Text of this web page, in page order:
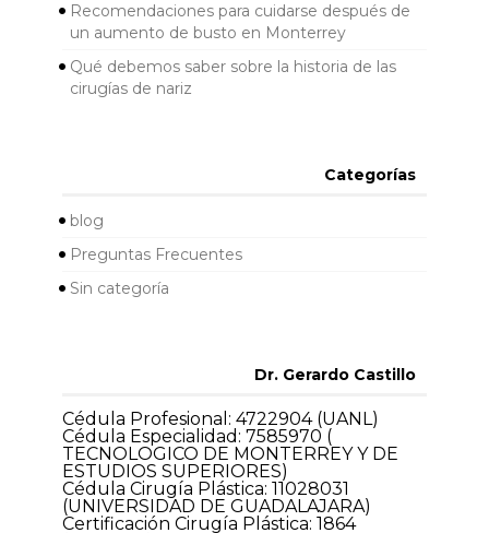
Recomendaciones para cuidarse después de
un aumento de busto en Monterrey
Qué debemos saber sobre la historia de las
cirugías de nariz
Categorías
blog
Preguntas Frecuentes
Sin categoría
Dr. Gerardo Castillo
Cédula Profesional: 4722904 (UANL)
Cédula Especialidad: 7585970 (
TECNOLOGICO DE MONTERREY Y DE
ESTUDIOS SUPERIORES)
Cédula Cirugía Plástica: 11028031
(UNIVERSIDAD DE GUADALAJARA)
Certificación Cirugía Plástica: 1864